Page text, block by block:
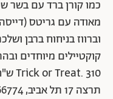
כמו קורן ברד עם בשר
מאודה עם גריטס
וברווז בניחוח ברבן
קוקטיילים מיוחדים
Trick or Treat. 310 ש"ח לאדם.
תרצה 17 תל אביב, 03-5566774